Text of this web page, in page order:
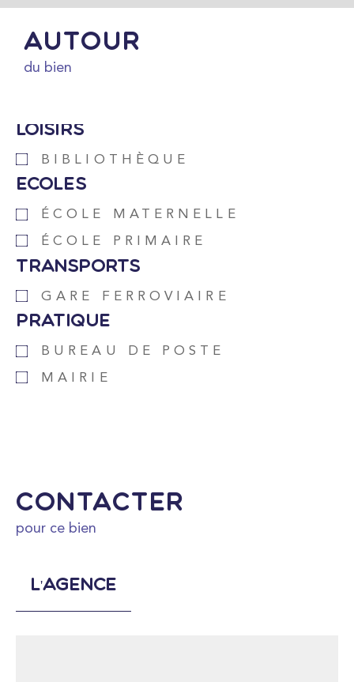
Autour
du bien
Loisirs
BIBLIOTHÈQUE
Ecoles
ÉCOLE MATERNELLE
ÉCOLE PRIMAIRE
Transports
GARE FERROVIAIRE
Pratique
BUREAU DE POSTE
MAIRIE
Contacter
pour ce bien
L'agence